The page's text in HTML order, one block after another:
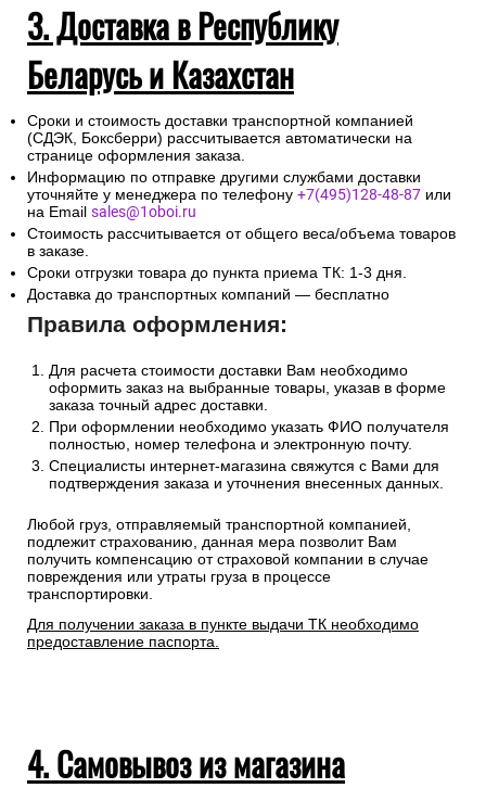
3. Доставка в Республику
Беларусь и Казахстан
Сроки и стоимость доставки транспортной компанией
(СДЭК, Боксберри) рассчитывается автоматически на
странице оформления заказа.
Информацию по отправке другими службами доставки
уточняйте у менеджера по телефону +7(495)128-48-87 или
на Email sales@1oboi.ru
Стоимость рассчитывается от общего веса/объема товаров
в заказе.
Сроки отгрузки товара до пункта приема ТК: 1-3 дня.
Доставка до транспортных компаний — бесплатно
Правила оформления:
Для расчета стоимости доставки Вам необходимо
оформить заказ на выбранные товары, указав в форме
заказа точный адрес доставки.
При оформлении необходимо указать ФИО получателя
полностью, номер телефона и электронную почту.
Специалисты интернет-магазина свяжутся с Вами для
подтверждения заказа и уточнения внесенных данных.
Любой груз, отправляемый транспортной компанией,
подлежит страхованию, данная мера позволит Вам
получить компенсацию от страховой компании в случае
повреждения или утраты груза в процессе
транспортировки.
Для получении заказа в пункте выдачи ТК необходимо
предоставление паспорта.
4. Самовывоз из магазина